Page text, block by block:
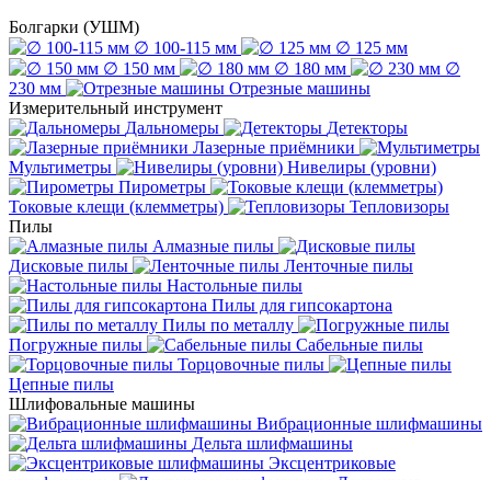
Болгарки (УШМ)
∅ 100-115 мм
∅ 125 мм
∅ 150 мм
∅ 180 мм
∅
230 мм
Отрезные машины
Измерительный инструмент
Дальномеры
Детекторы
Лазерные приёмники
Мультиметры
Нивелиры (уровни)
Пирометры
Токовые клещи (клемметры)
Тепловизоры
Пилы
Алмазные пилы
Дисковые пилы
Ленточные пилы
Настольные пилы
Пилы для гипсокартона
Пилы по металлу
Погружные пилы
Сабельные пилы
Торцовочные пилы
Цепные пилы
Шлифовальные машины
Вибрационные шлифмашины
Дельта шлифмашины
Эксцентриковые